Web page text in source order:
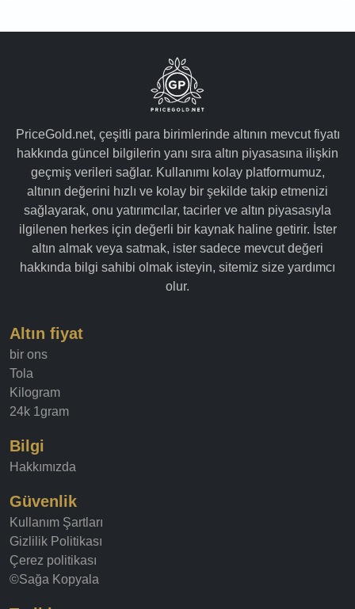
PriceGold.net, çeşitli para birimlerinde altının mevcut fiyatı
hakkında güncel bilgilerin yanı sıra altın piyasasına ilişkin
geçmiş verileri sağlar. Kullanımı kolay platformumuz,
altının değerini hızlı ve kolay bir şekilde takip etmenizi
sağlayarak, onu yatırımcılar, tacirler ve altın piyasasıyla
ilgilenen herkes için değerli bir kaynak haline getirir. İster
altın almak veya satmak, ister sadece mevcut değeri
hakkında bilgi sahibi olmak isteyin, sitemiz size yardımcı
olur.
Altın fiyat
bir ons
Tola
Kilogram
24k 1gram
Bilgi
Hakkımızda
Güvenlik
Kullanım Şartları
Gizlilik Politikası
Çerez politikası
©Sağa Kopyala